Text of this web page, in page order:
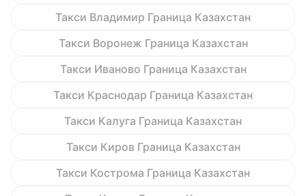
Такси Владимир Граница Казахстан
Такси Воронеж Граница Казахстан
Такси Иваново Граница Казахстан
Такси Краснодар Граница Казахстан
Такси Калуга Граница Казахстан
Такси Киров Граница Казахстан
Такси Кострома Граница Казахстан